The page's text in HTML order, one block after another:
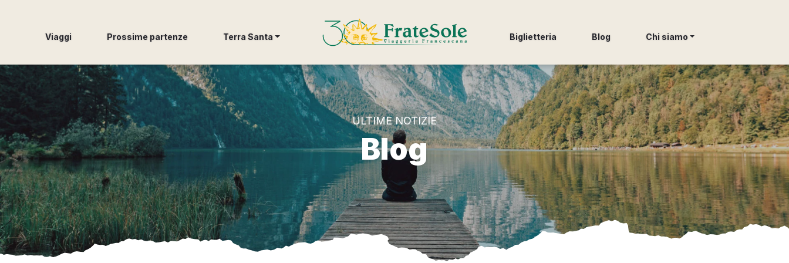
Viaggi Prossime partenze Terra Santa
FrateSole Viaggeria Francescana
Biglietteria Blog Chi siamo
ULTIME NOTIZIE
Blog